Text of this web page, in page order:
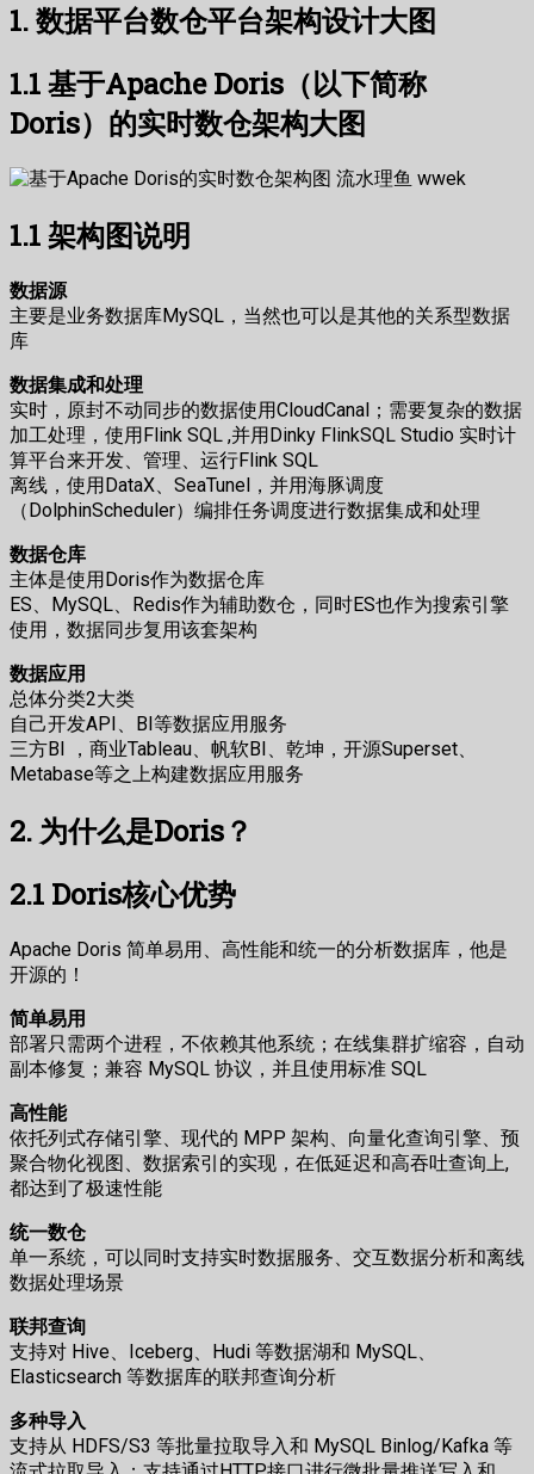
1. 数据平台数仓平台架构设计大图
1.1 基于Apache Doris（以下简称
Doris）的实时数仓架构大图
1.1 架构图说明
数据源
主要是业务数据库MySQL，当然也可以是其他的关系型数据
库
数据集成和处理
实时，原封不动同步的数据使用CloudCanal；需要复杂的数据
加工处理，使用Flink SQL ,并用Dinky FlinkSQL Studio 实时计
算平台来开发、管理、运行Flink SQL
离线，使用DataX、SeaTunel，并用海豚调度
（DolphinScheduler）编排任务调度进行数据集成和处理
数据仓库
主体是使用Doris作为数据仓库
ES、MySQL、Redis作为辅助数仓，同时ES也作为搜索引擎
使用，数据同步复用该套架构
数据应用
总体分类2大类
自己开发API、BI等数据应用服务
三方BI ，商业Tableau、帆软BI、乾坤，开源Superset、
Metabase等之上构建数据应用服务
2. 为什么是Doris？
2.1 Doris核心优势
Apache Doris 简单易用、高性能和统一的分析数据库，他是
开源的！
简单易用
部署只需两个进程，不依赖其他系统；在线集群扩缩容，自动
副本修复；兼容 MySQL 协议，并且使用标准 SQL
高性能
依托列式存储引擎、现代的 MPP 架构、向量化查询引擎、预
聚合物化视图、数据索引的实现，在低延迟和高吞吐查询上,
都达到了极速性能
统一数仓
单一系统，可以同时支持实时数据服务、交互数据分析和离线
数据处理场景
联邦查询
支持对 Hive、Iceberg、Hudi 等数据湖和 MySQL、
Elasticsearch 等数据库的联邦查询分析
多种导入
支持从 HDFS/S3 等批量拉取导入和 MySQL Binlog/Kafka 等